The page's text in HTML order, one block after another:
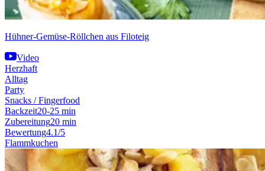
Hühner-Gemüse-Röllchen aus Filoteig
Video
Herzhaft
Alltag
Party
Snacks / Fingerfood
Backzeit20-25 min
Zubereitung20 min
Bewertung4.1/5
Flammkuchen